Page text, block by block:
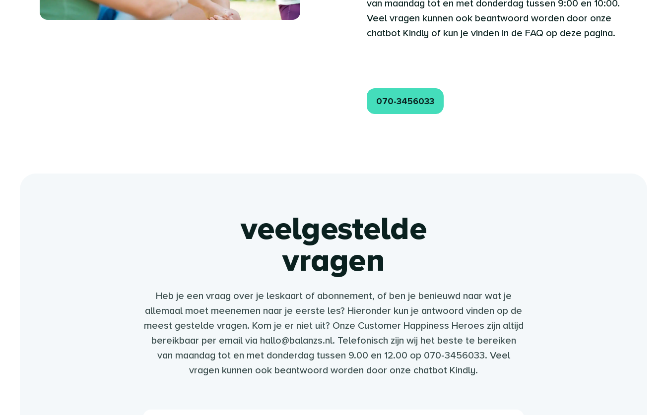
van maandag tot en met donderdag tussen 9:00 en 10:00.
Veel vragen kunnen ook beantwoord worden door onze
chatbot Kindly of kun je vinden in de FAQ op deze pagina.
070-3456033
veelgestelde
vragen
Heb je een vraag over je leskaart of abonnement, of ben je benieuwd naar wat je
allemaal moet meenemen naar je eerste les? Hieronder kun je antwoord vinden op de
meest gestelde vragen. Kom je er niet uit? Onze Customer Happiness Heroes zijn altijd
bereikbaar per email via hallo@balanzs.nl. Telefonisch zijn wij het beste te bereiken
van maandag tot en met donderdag tussen 9.00 en 12.00 op 070-3456033. Veel
vragen kunnen ook beantwoord worden door onze chatbot Kindly.